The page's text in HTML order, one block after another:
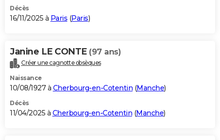
Décès
16/11/2025 à Paris (Paris)
Janine LE CONTE (97 ans)
Créer une cagnotte obsèques
Naissance
10/08/1927 à Cherbourg-en-Cotentin (Manche)
Décès
11/04/2025 à Cherbourg-en-Cotentin (Manche)